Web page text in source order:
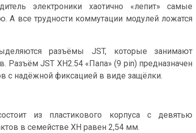
электроники хаотично «лепит» самые
все трудности коммутации модулей ложатся
разъёмы JST, которые занимают
Разъём JST XH2.54 «Папа» (9 pin) предназначен
c надёжной фиксацией в виде защёлки.
из пластикового корпуса с девятью
в семействе XH равен 2,54 мм.